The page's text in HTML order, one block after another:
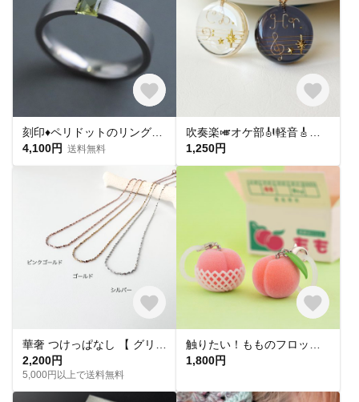
4,100円 送料無料
1,250円
2,200円
5,000円以上で送料無料
1,800円